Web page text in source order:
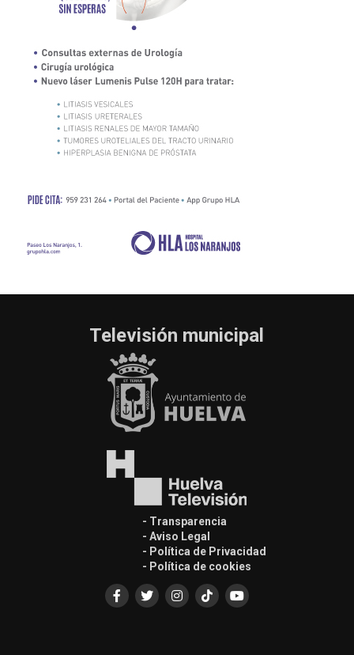
Televisión municipal
- Transparencia
- Aviso Legal
- Política de Privacidad
- Política de cookies